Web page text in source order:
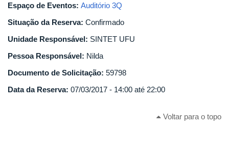
Espaço de Eventos: Auditório 3Q
Situação da Reserva: Confirmado
Unidade Responsável: SINTET UFU
Pessoa Responsável: Nilda
Documento de Solicitação: 59798
Data da Reserva: 07/03/2017 - 14:00 até 22:00
Voltar para o topo